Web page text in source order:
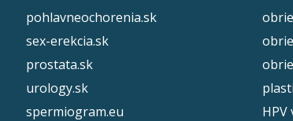
pohlavneochorenia.sk
sex-erekcia.sk
prostata.sk
urology.sk
spermiogram.eu
HPV